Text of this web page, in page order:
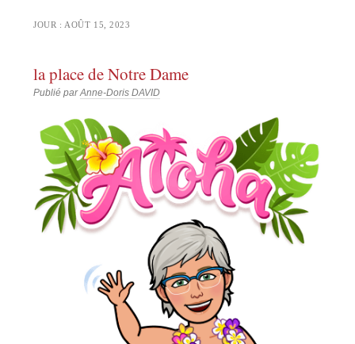
JOUR :AOÛT 15, 2023
la place de Notre Dame
Publié parAnne-Doris DAVID